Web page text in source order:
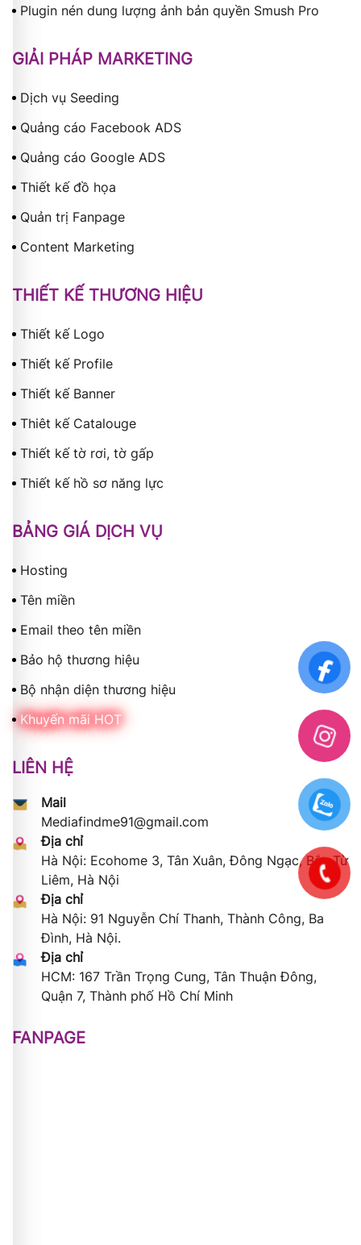
Plugin nén dung lượng ảnh bản quyền Smush Pro
GIẢI PHÁP MARKETING
Dịch vụ Seeding
Quảng cáo Facebook ADS
Quảng cáo Google ADS
Thiết kế đồ họa
Quản trị Fanpage
Content Marketing
THIẾT KẾ THƯƠNG HIỆU
Thiết kế Logo
Thiết kế Profile
Thiết kế Banner
Thiêt kế Catalouge
Thiết kế tờ rơi, tờ gấp
Thiết kế hồ sơ năng lực
BẢNG GIÁ DỊCH VỤ
Hosting
Tên miền
Email theo tên miền
Bảo hộ thương hiệu
Bộ nhận diện thương hiệu
Khuyến mãi HOT
LIÊN HỆ
Mail
Mediafindme91@gmail.com
Địa chỉ
Hà Nội: Ecohome 3, Tân Xuân, Đông Ngạc, Bắc Từ
Liêm, Hà Nội
Địa chỉ
Hà Nội: 91 Nguyễn Chí Thanh, Thành Công, Ba
Đình, Hà Nội.
Địa chỉ
HCM: 167 Trần Trọng Cung, Tân Thuận Đông,
Quận 7, Thành phố Hồ Chí Minh
FANPAGE